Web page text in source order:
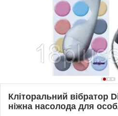
Кліторальний вібратор
ніжна насолода для